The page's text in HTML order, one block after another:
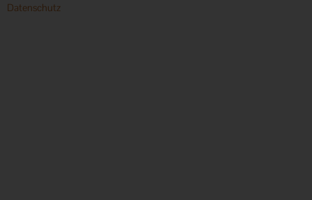
Datenschutz